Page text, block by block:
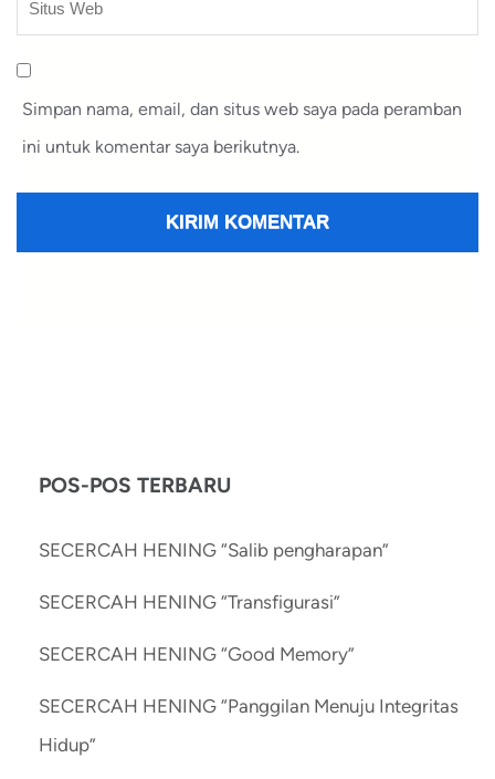
Simpan nama, email, dan situs web saya pada peramban
ini untuk komentar saya berikutnya.
POS-POS TERBARU
SECERCAH HENING “Salib pengharapan”
SECERCAH HENING “Transfigurasi”
SECERCAH HENING “Good Memory”
SECERCAH HENING “Panggilan Menuju Integritas
Hidup”